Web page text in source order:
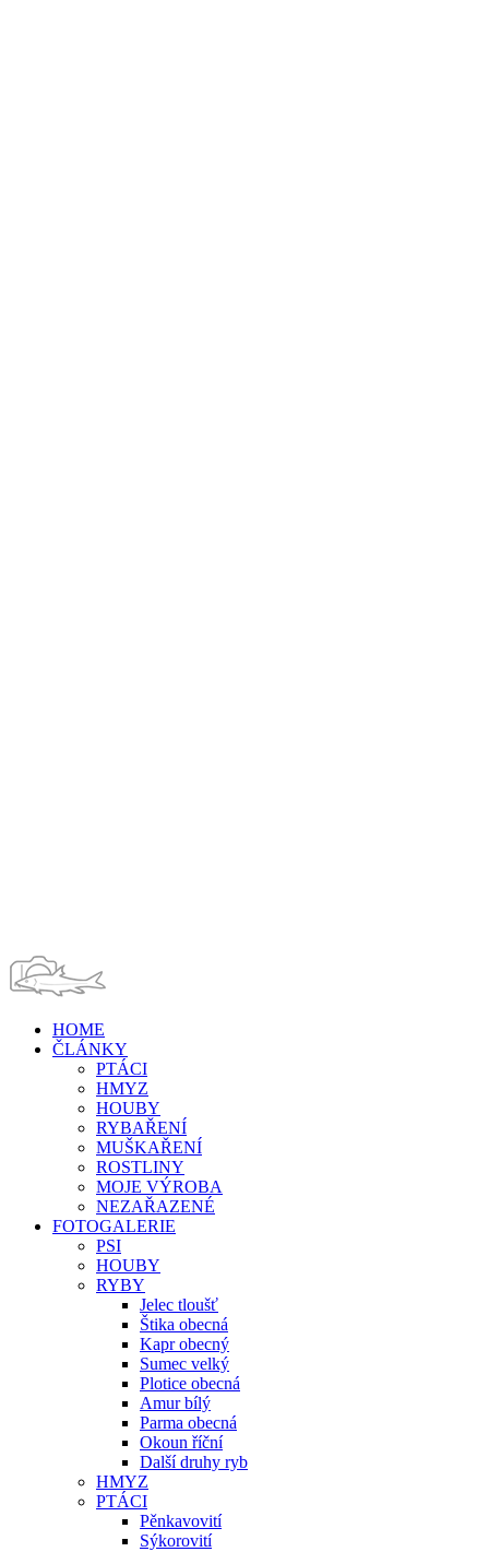
HOME
ČLÁNKY
PTÁCI
HMYZ
HOUBY
RYBAŘENÍ
MUŠKAŘENÍ
ROSTLINY
MOJE VÝROBA
NEZAŘAZENÉ
FOTOGALERIE
PSI
HOUBY
RYBY
Jelec tloušť
Štika obecná
Kapr obecný
Sumec velký
Plotice obecná
Amur bílý
Parma obecná
Okoun říční
Další druhy ryb
HMYZ
PTÁCI
Pěnkavovití
Sýkorovití